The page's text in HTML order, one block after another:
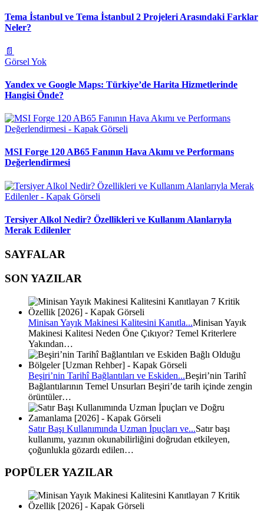
Tema İstanbul ve Tema İstanbul 2 Projeleri Arasındaki Farklar
Neler?
📄
Görsel Yok
Yandex ve Google Maps: Türkiye’de Harita Hizmetlerinde
Hangisi Önde?
MSI Forge 120 AB65 Fanının Hava Akımı ve Performans
Değerlendirmesi
Tersiyer Alkol Nedir? Özellikleri ve Kullanım Alanlarıyla
Merak Edilenler
SAYFALAR
SON YAZILAR
Minisan Yayık Makinesi Kalitesini Kanıtla...Minisan Yayık
Makinesi Kalitesi Neden Öne Çıkıyor? Temel Kriterlere
Yakından…
Beşiri’nin Tarihî Bağlantıları ve Eskiden...Beşiri’nin Tarihî
Bağlantılarının Temel Unsurları Beşiri’de tarih içinde zengin
örüntüler…
Satır Başı Kullanımında Uzman İpuçları ve...Satır başı
kullanımı, yazının okunabilirliğini doğrudan etkileyen,
çoğunlukla gözardı edilen…
POPÜLER YAZILAR